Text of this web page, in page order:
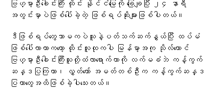
ဗြဟ္မာ့ဦးခေါင်းကြီး ထိုင်း နိုင်ငံမြေကို ခြေချပြီး ၂၄ နာရီ
အတွင်းမှာပဲဖြစ်ပေါ်ခဲ့တဲ့ ဖြစ်ရပ်ဆိုးများဖြစ်ပါတယ်။
ဒီဖြစ်ရပ်တွေသာမကပဲသူနဲ့ပတ်သက်ဆက်နွှယ်ပြီး ထပ်မံ
ဖြစ်ပေါ်လာတာကတော့ ထိုင်းလူထုကပါ မြန်မာ့အကု သိုလ်ကောင်
ဗြဟ္မာ့ဦးခေါင်းကြီးသူတို့ထံလာရောက်တာကို လက်မခံဘဲ ကန့်ကွက်
ဆန္ဒပြကြတာ၊ လွှတ်တော် အမတ်တစ်ဦးက ကန့်ကွက်ဆန္ဒ
ပြတာတွေအထိဖြစ်ခဲ့ပါသေးတယ်။